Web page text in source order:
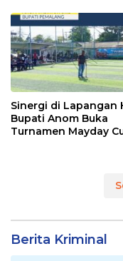
Sinergi di Lapangan
Bupati Anom Buka
Turnamen Mayday
Berita Kriminal